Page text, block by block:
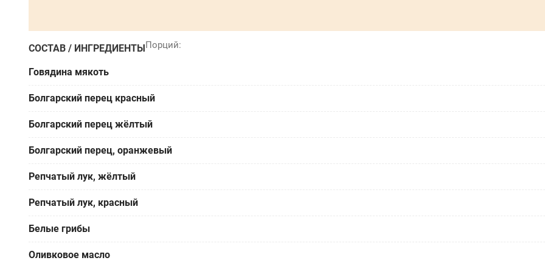
СОСТАВ / ИНГРЕДИЕНТЫ
Говядина мякоть
Болгарский перец красный
Болгарский перец жёлтый
Болгарский перец, оранжевый
Репчатый лук, жёлтый
Репчатый лук, красный
Белые грибы
Оливковое масло